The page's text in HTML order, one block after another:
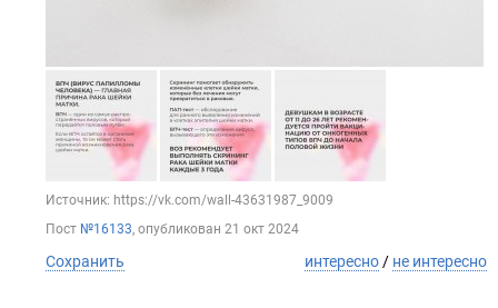
Источник: https://vk.com/wall-43631987_9009
Пост №16133, опубликован 21 окт 2024
Сохранить интересно / не интересно